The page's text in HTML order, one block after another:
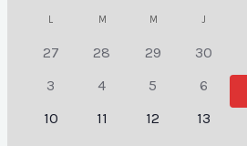
Date.
Calendrier
L M M MERCREDIJ
27 28 29 30
3
4 5 6
10
11 12 13